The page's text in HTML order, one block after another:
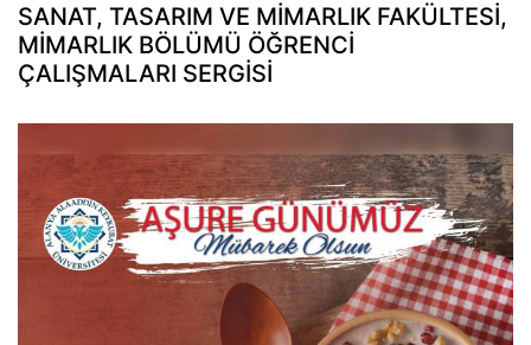
SANAT, TASARIM VE MİMARLIK FAKÜLTESİ,
MİMARLIK BÖLÜMÜ ÖĞRENCİ
ÇALIŞMALARI SERGİSİ